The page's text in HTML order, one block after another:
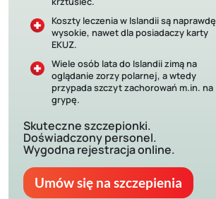
Koszty leczenia w Islandii są naprawdę
wysokie, nawet dla posiadaczy karty
EKUZ.
Wiele osób lata do Islandii zimą na
oglądanie zorzy polarnej, a wtedy
przypada szczyt zachorowań m.in. na
grypę.
Skuteczne szczepionki.
Doświadczony personel.
Wygodna rejestracja online.
Umów się na szczepienia